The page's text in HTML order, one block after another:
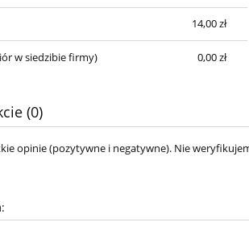
14,00 zł
w siedzibie firmy) 0,00 zł
(0)
opinie (pozytywne i negatywne). Nie